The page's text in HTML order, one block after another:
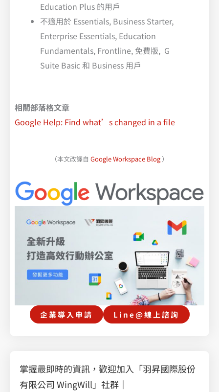
Education Plus 的用戶
不適用於 Essentials, Business Starter,
Enterprise Essentials, Education
Fundamentals, Frontline, 免費版, G
Suite Basic 和 Business 用戶
相關部落格文章
Google Help: Find what’s changed in a file
（本文改譯自 Google Workspace Blog ）
企業導入申請 Line@線上諮詢
掌握最即時的資訊，歡迎加入「羽昇國際股份
有限公司 WingWill」社群｜